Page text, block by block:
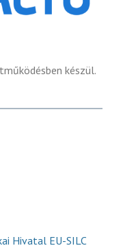
készül.
Hivatal EU-SILC